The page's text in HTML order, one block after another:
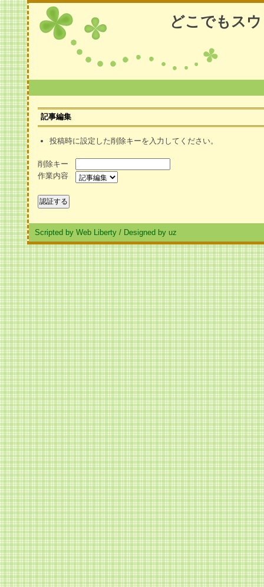
どこでもス
記事編集
投稿時に設定した削除キーを入力してください。
削除キー
作業内容
Scripted by Web Liberty / Designed by uz